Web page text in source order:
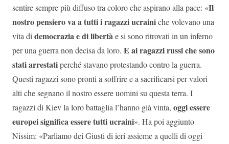
sentire sempre più diffuso tra coloro che aspirano alla pace: «Il
nostro pensiero va a tutti i ragazzi ucrainiche volevano una
vita didemocrazia e di libertàe si sono ritrovati in un inferno
per una guerra non decisa da loro. E ai ragazzi russi che sono
stati arrestatiperché stavano protestando contro la guerra.
Questi ragazzi sono pronti a soffrire e a sacrificarsi per valori
alti che segnano il nostro essere uomini su questa terra. I
ragazzi di Kiev la loro battaglia l’hanno già vinta, oggi essere
europei significa essere tutti ucraini». Ha poi aggiunto
Nissim: «Parliamo dei Giusti di ieri assieme a quelli di oggi